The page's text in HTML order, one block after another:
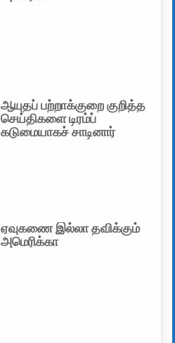
ஆயுதப் பற்றாக்குறை குறித்த
செய்திகளை டிரம்ப்
கடுமையாகச் சாடினார்
ஏவுகணை இல்லா தவிக்கும்
அமெரிக்கா